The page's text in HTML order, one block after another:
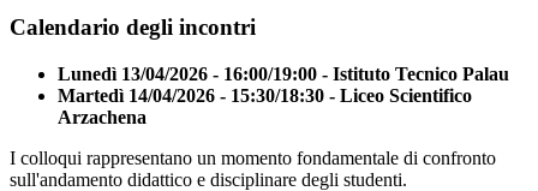
Calendario degli incontri
Lunedì 13/04/2026 - 16:00/19:00 - Istituto Tecnico Palau
Martedì 14/04/2026 - 15:30/18:30 - Liceo Scientifico
Arzachena
I colloqui rappresentano un momento fondamentale di confronto
sull'andamento didattico e disciplinare degli studenti.